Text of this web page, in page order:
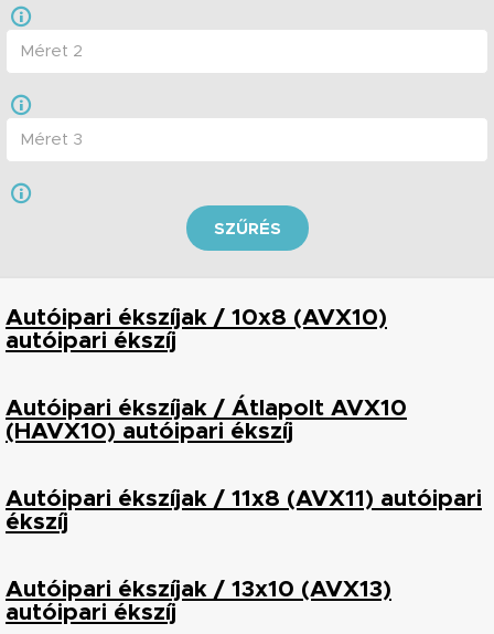
SZŰRÉS
Autóipari ékszíjak / 10x8 (AVX10)
autóipari ékszíj
Autóipari ékszíjak / Átlapolt AVX10
(HAVX10) autóipari ékszíj
Autóipari ékszíjak / 11x8 (AVX11) autóipari
ékszíj
Autóipari ékszíjak / 13x10 (AVX13)
autóipari ékszíj